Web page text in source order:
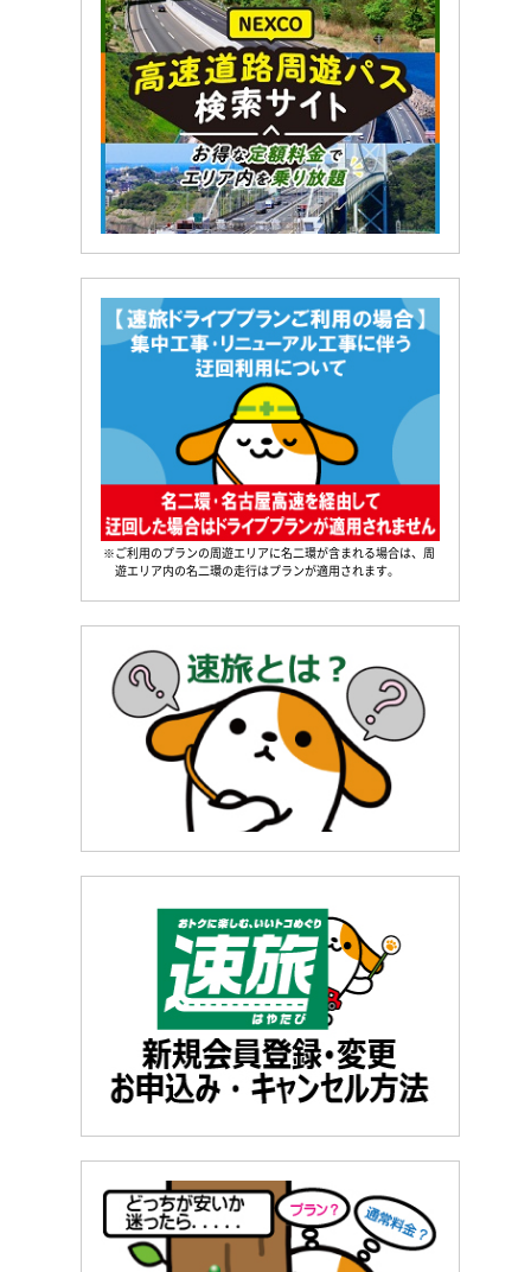
※ご利用のプランの周遊エリアに名二環が含まれる場合は、周
遊エリア内の名二環の走行はプランが適用されます。